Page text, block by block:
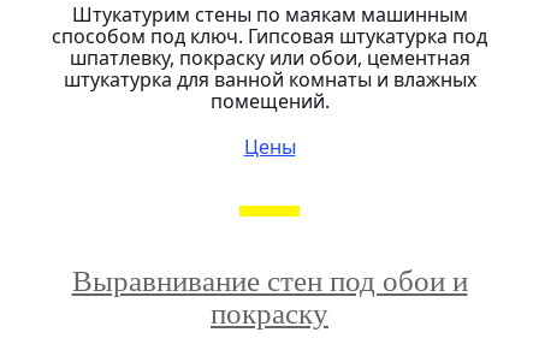
Штукатурим стены по маякам машинным
способом под ключ. Гипсовая штукатурка под
шпатлевку, покраску или обои, цементная
штукатурка для ванной комнаты и влажных
помещений.
Цены
Выравнивание стен под обои и
покраску